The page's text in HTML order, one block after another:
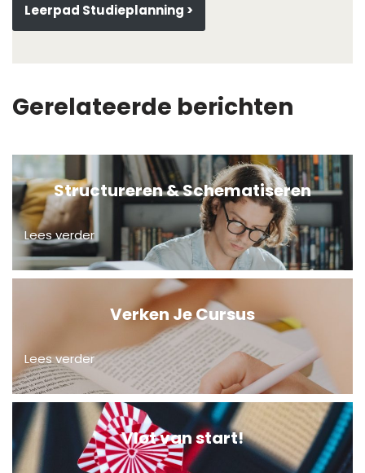
Leerpad Studieplanning >
Gerelateerde berichten
Structureren & Schematiseren
Lees verder
Verken Je Cursus
Lees verder
Vlot van start!